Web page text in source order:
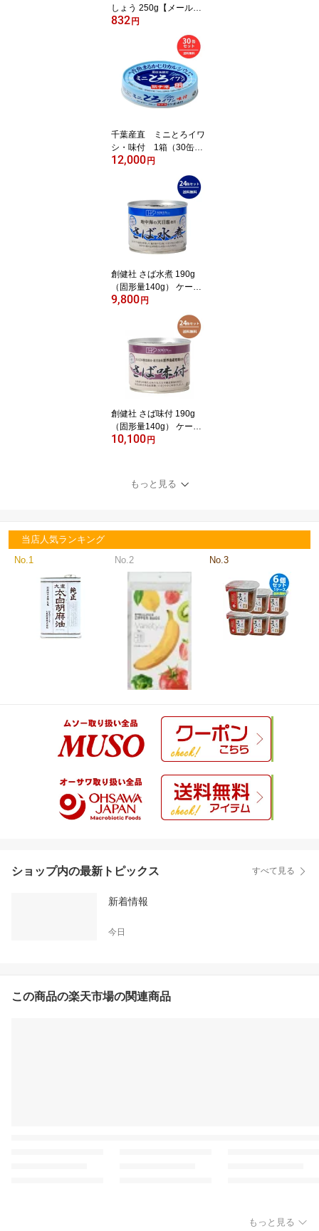
しょう 250g【メール便
不可】【1梱包5袋までコ
832円
千葉産直 ミニとろイワ
シ・味付 1箱（30缶
入）【メール便・コンパ
12,000円
創健社 さば水煮 190g
（固形量140g） ケース
販売（24缶）【メール
9,800円
創健社 さば味付 190g
（固形量140g） ケース
販売（24缶）【メール
10,100円
もっと見る
当店人気ランキング
No.1
No.2 No.3
ショップ内の最新トピックス すべて見る
新着情報
今日
この商品の楽天市場の関連商品
もっと見る